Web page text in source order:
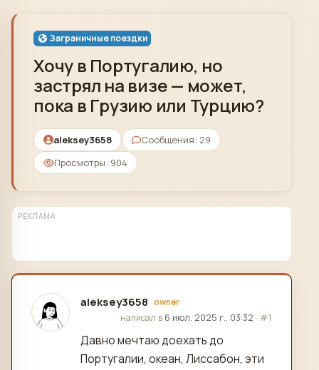
Заграничные поездки
Хочу в Португалию, но
застрял на визе — может,
пока в Грузию или Турцию?
aleksey3658
Сообщения: 29
Просмотры: 904
РЕКЛАМА
aleksey3658 owner
отредактировано
написал в 6 июл. 2025 г., 03:32 · #1
Давно мечтаю доехать до
Португалии, океан, Лиссабон, эти